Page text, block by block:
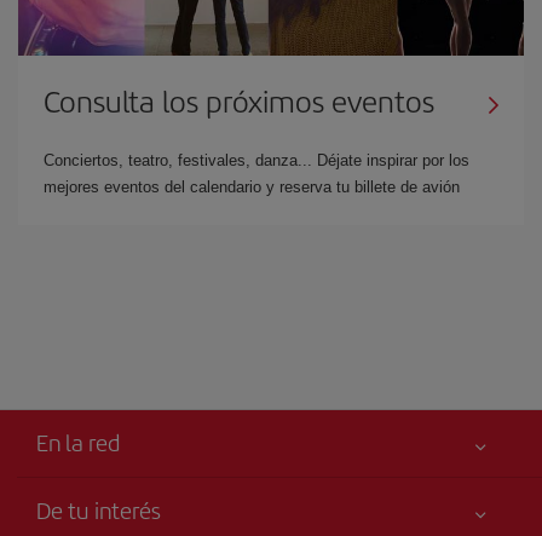
Consulta los próximos eventos
Conciertos, teatro, festivales, danza... Déjate inspirar por los
mejores eventos del calendario y reserva tu billete de avión
En la red
De tu interés